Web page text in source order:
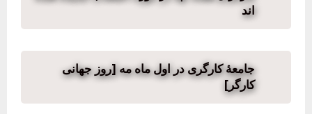
اند
جامعهٔ کارگری در اول ماه مه [روز جهانی
کارگر]